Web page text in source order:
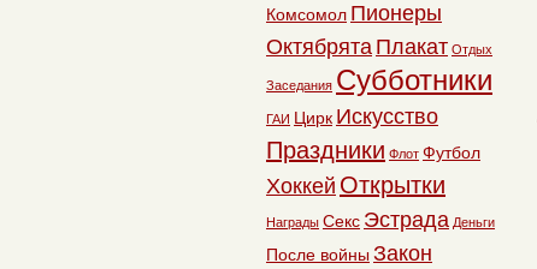
Комсомол Пионеры
Октябрята Плакат Отдых
Заседания Субботники
ГАИ Цирк Искусство
Праздники Флот Футбол
Хоккей Открытки
Награды Секс Эстрада Деньги
После войны Закон